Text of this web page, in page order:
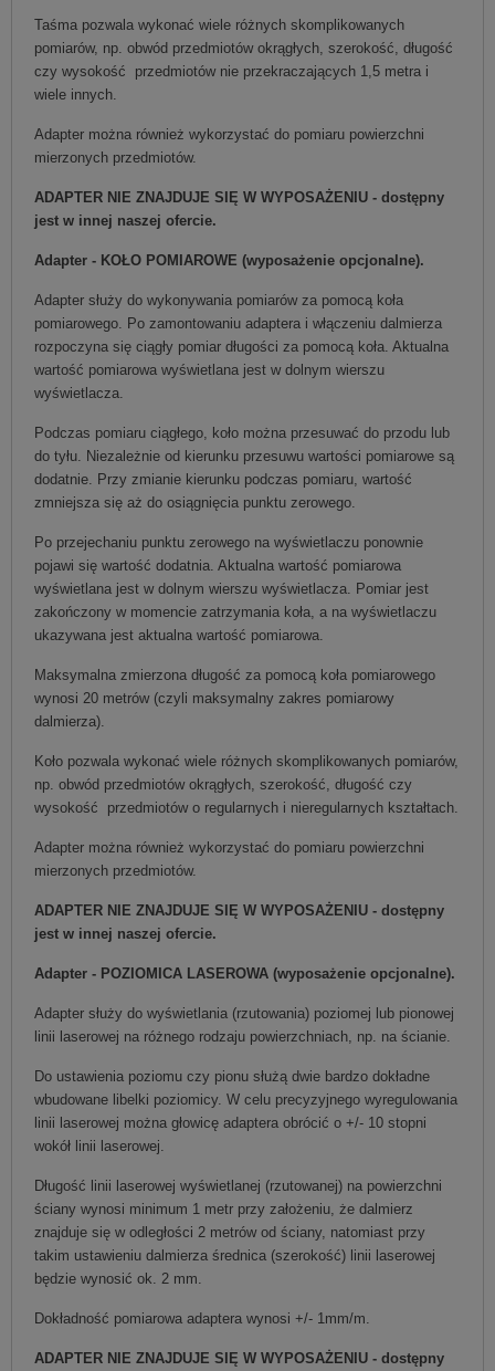
Taśma pozwala wykonać wiele różnych skomplikowanych
pomiarów, np. obwód przedmiotów okrągłych, szerokość, długość
czy wysokość przedmiotów nie przekraczających 1,5 metra i
wiele innych.
Adapter można również wykorzystać do pomiaru powierzchni
mierzonych przedmiotów.
ADAPTER NIE ZNAJDUJE SIĘ W WYPOSAŻENIU - dostępny
jest w innej naszej ofercie.
Adapter - KOŁO POMIAROWE (wyposażenie opcjonalne).
Adapter służy do wykonywania pomiarów za pomocą koła
pomiarowego. Po zamontowaniu adaptera i włączeniu dalmierza
rozpoczyna się ciągły pomiar długości za pomocą koła. Aktualna
wartość pomiarowa wyświetlana jest w dolnym wierszu
wyświetlacza.
Podczas pomiaru ciągłego, koło można przesuwać do przodu lub
do tyłu. Niezależnie od kierunku przesuwu wartości pomiarowe są
dodatnie. Przy zmianie kierunku podczas pomiaru, wartość
zmniejsza się aż do osiągnięcia punktu zerowego.
Po przejechaniu punktu zerowego na wyświetlaczu ponownie
pojawi się wartość dodatnia. Aktualna wartość pomiarowa
wyświetlana jest w dolnym wierszu wyświetlacza. Pomiar jest
zakończony w momencie zatrzymania koła, a na wyświetlaczu
ukazywana jest aktualna wartość pomiarowa.
Maksymalna zmierzona długość za pomocą koła pomiarowego
wynosi 20 metrów (czyli maksymalny zakres pomiarowy
dalmierza).
Koło pozwala wykonać wiele różnych skomplikowanych pomiarów,
np. obwód przedmiotów okrągłych, szerokość, długość czy
wysokość przedmiotów o regularnych i nieregularnych kształtach.
Adapter można również wykorzystać do pomiaru powierzchni
mierzonych przedmiotów.
ADAPTER NIE ZNAJDUJE SIĘ W WYPOSAŻENIU - dostępny
jest w innej naszej ofercie.
Adapter - POZIOMICA LASEROWA (wyposażenie opcjonalne).
Adapter służy do wyświetlania (rzutowania) poziomej lub pionowej
linii laserowej na różnego rodzaju powierzchniach, np. na ścianie.
Do ustawienia poziomu czy pionu służą dwie bardzo dokładne
wbudowane libelki poziomicy. W celu precyzyjnego wyregulowania
linii laserowej można głowicę adaptera obrócić o +/- 10 stopni
wokół linii laserowej.
Długość linii laserowej wyświetlanej (rzutowanej) na powierzchni
ściany wynosi minimum 1 metr przy założeniu, że dalmierz
znajduje się w odległości 2 metrów od ściany, natomiast przy
takim ustawieniu dalmierza średnica (szerokość) linii laserowej
będzie wynosić ok. 2 mm.
Dokładność pomiarowa adaptera wynosi +/- 1mm/m.
ADAPTER NIE ZNAJDUJE SIĘ W WYPOSAŻENIU - dostępny